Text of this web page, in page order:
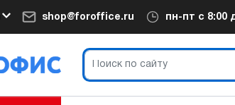
shop@foroffice.ru пн-пт с 8:00